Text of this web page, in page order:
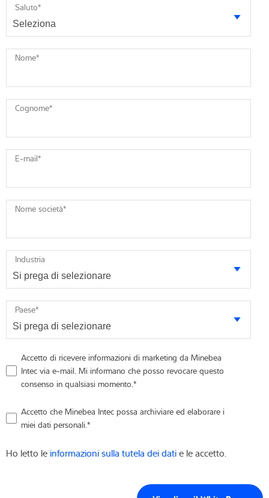
Saluto*
Nome*
Cognome*
E-mail*
Nome società*
Industria
Paese*
Accetto di ricevere informazioni di marketing da Minebea
Intec via e-mail. Mi informano che posso revocare questo
consenso in qualsiasi momento.*
Accetto che Minebea Intec possa archiviare ed elaborare i
miei dati personali.*
Ho letto le informazioni sulla tutela dei datie le accetto.